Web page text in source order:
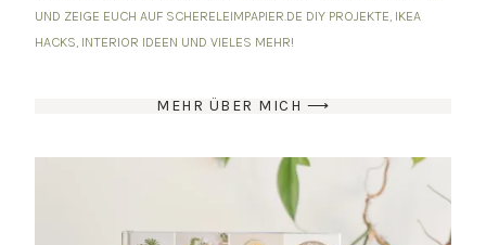
UND ZEIGE EUCH AUF SCHERELEIMPAPIER.DE DIY PROJEKTE, IKEA
HACKS, INTERIOR IDEEN UND VIELES MEHR!
MEHR ÜBER MICH ⟶